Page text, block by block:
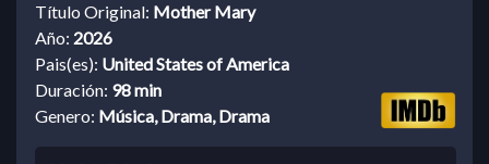
Título Original: Mother Mary
Año: 2026
Pais(es): United States of America
Duración: 98 min
Genero: Música, Drama, Drama